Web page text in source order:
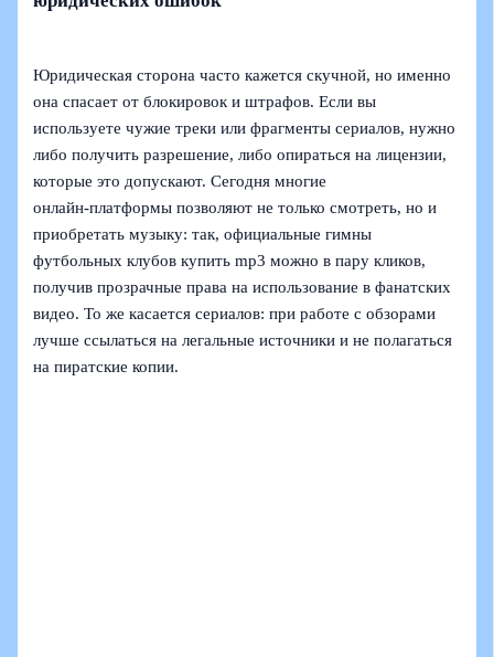
Юридическая сторона часто кажется скучной, но именно
она спасает от блокировок и штрафов. Если вы
используете чужие треки или фрагменты сериалов, нужно
либо получить разрешение, либо опираться на лицензии,
которые это допускают. Сегодня многие
онлайн‑платформы позволяют не только смотреть, но и
приобретать музыку: так, официальные гимны
футбольных клубов купить mp3 можно в пару кликов,
получив прозрачные права на использование в фанатских
видео. То же касается сериалов: при работе с обзорами
лучше ссылаться на легальные источники и не полагаться
на пиратские копии.